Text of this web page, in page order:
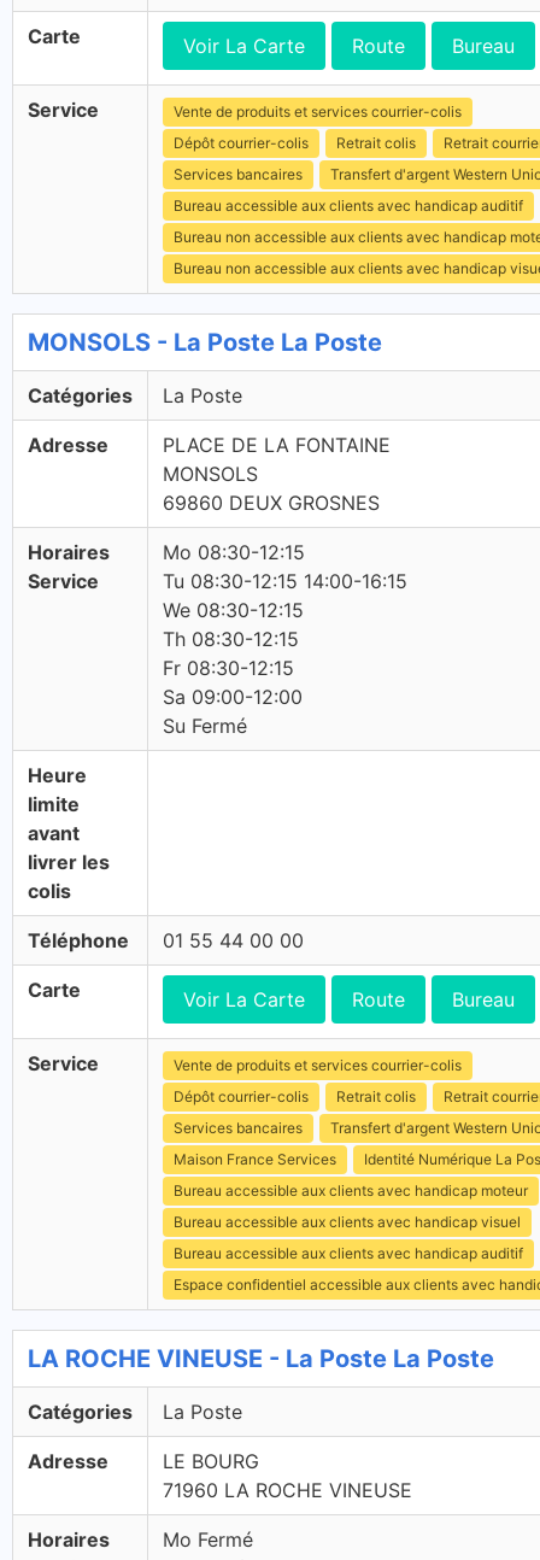
Carte Voir La Carte Route Bureau
Service
Vente de produits et services courrier-colis
Dépôt courrier-colis
Retrait colis
Retrait
Services bancaires
Transfert d'argent Western
Bureau accessible aux clients avec handicap auditif
Bureau non accessible aux clients avec handicap
Bureau non accessible aux clients avec handicap
MONSOLS - La Poste La Poste
Catégories La Poste
Adresse
PLACE DE LA FONTAINE
MONSOLS
69860 DEUX GROSNES
Horaires
Service
Mo 08:30-12:15
Tu 08:30-12:15 14:00-16:15
We 08:30-12:15
Th 08:30-12:15
Fr 08:30-12:15
Sa 09:00-12:00
Su Fermé
Heure
limite
avant
livrer les
colis
Téléphone 01 55 44 00 00
Carte Voir La Carte Route Bureau
Service
Vente de produits et services courrier-colis
Dépôt courrier-colis
Retrait colis
Retrait
Services bancaires
Transfert d'argent Western
Maison France Services
Identité Numérique La
Bureau accessible aux clients avec handicap moteur
Bureau accessible aux clients avec handicap visuel
Bureau accessible aux clients avec handicap auditif
Espace confidentiel accessible aux clients avec
LA ROCHE VINEUSE - La Poste La Poste
Catégories La Poste
Adresse
LE BOURG
71960 LA ROCHE VINEUSE
Horaires
Mo Fermé